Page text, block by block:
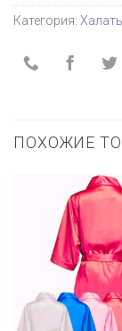
Категория:
ПОХОЖИЕ